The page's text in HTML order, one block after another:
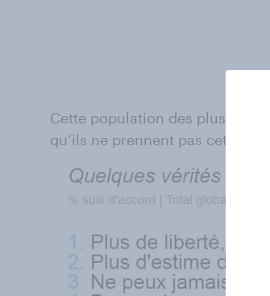
Cette population des plus
qu’ils ne prennent pas cette